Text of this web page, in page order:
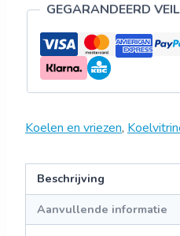
GEGARANDEERD
Koelen en vriezen,
Beschrijving
Aanvullende informatie